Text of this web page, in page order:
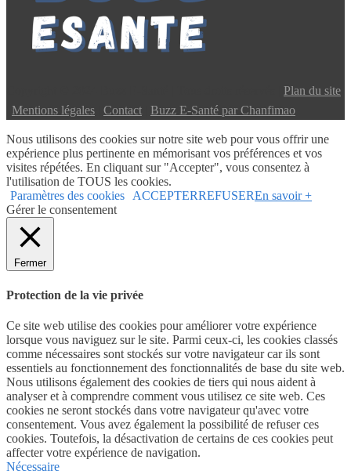
Plan du site
Mentions légales Contact Buzz E-Santé par Chanfimao
Nous utilisons des cookies sur notre site web pour vous offrir une
expérience plus pertinente en mémorisant vos préférences et vos
visites répétées. En cliquant sur "Accepter", vous consentez à
l'utilisation de TOUS les cookies.
Paramètres des cookies ACCEPTERREFUSEREn savoir +
Gérer le consentement
Fermer
Protection de la vie privée
Ce site web utilise des cookies pour améliorer votre expérience
lorsque vous naviguez sur le site. Parmi ceux-ci, les cookies classés
comme nécessaires sont stockés sur votre navigateur car ils sont
essentiels au fonctionnement des fonctionnalités de base du site web.
Nous utilisons également des cookies de tiers qui nous aident à
analyser et à comprendre comment vous utilisez ce site web. Ces
cookies ne seront stockés dans votre navigateur qu'avec votre
consentement. Vous avez également la possibilité de refuser ces
cookies. Toutefois, la désactivation de certains de ces cookies peut
affecter votre expérience de navigation.
Nécessaire